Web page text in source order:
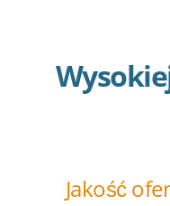
Jakość